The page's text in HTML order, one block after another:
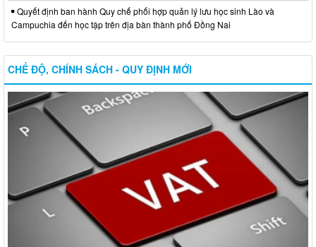
Quyết định ban hành Quy chế phối hợp quản lý lưu học sinh Lào và
Campuchia đến học tập trên địa bàn thành phố Đồng Nai
CHẾ ĐỘ, CHÍNH SÁCH - QUY ĐỊNH MỚI